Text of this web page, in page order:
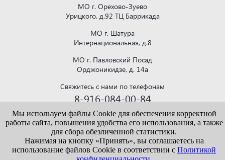
МО г. Орехово-Зуево
Урицкого, д.92 ТЦ Баррикада
МО г. Шатура
Интернациональная, д.8
МО г. Павловский Посад
Орджоникидзе, д. 14а
Свяжитесь с нами по телефонам
8-916-084-00-84
или напишите на почту
krovlya150@mail.ru
Информация, представленная на сайте vekroof.ru, носит исключительно
Мы используем файлы Cookie для обеспечения корректной
работы сайта, повышения удобства его использования, а также
для сбора обезличенной статистики.
Нажимая на кнопку «Принять», вы соглашаетесь на
использование файлов Cookie в соответствии с Политикой